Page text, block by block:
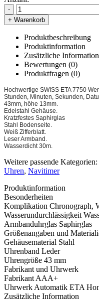
-
+ Warenkorb
Produktbeschreibung
Produktinformation
Zusätzliche Information
Bewertungen (0)
Produktfragen (0)
Hochwertige SWISS ETA 7750
Stunden, Minuten, Sekunden,
43mm, höhe 13mm.
Edelstahl Gehäuse.
Kratzfestes Saphirglas
Stahl Bodenseite.
Weiß Zifferblatt.
Leser Armband.
Wasserdicht 30m.
Weitere passende Kategorien:
Uhren, Navitimer
Produktinformation
Besonderheiten
Komplikation Chronograph,
Wasserundurchlässigkeit
Armbanduhrglas Saphirglas
Größenangaben und
Gehäusematerial Stahl
Uhrenband Leder
Uhrengröße 43 mm
Fabrikant und Uhrwerk
Fabrikant AAA+
Uhrwerk Automatik ETA
Zusätzliche Information